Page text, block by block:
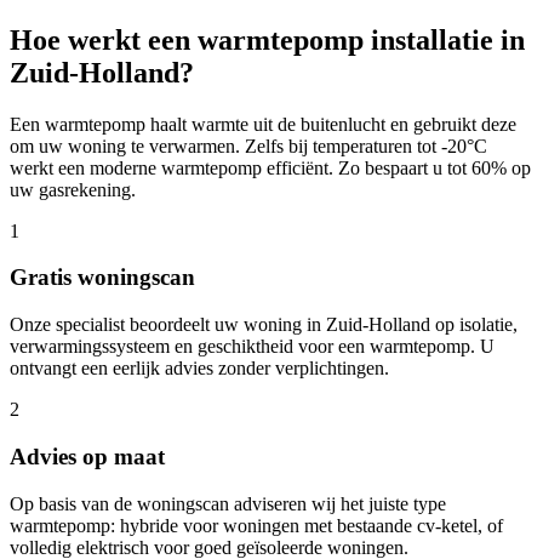
Hoe werkt een warmtepomp installatie in
Zuid-Holland?
Een warmtepomp haalt warmte uit de buitenlucht en gebruikt deze
om uw woning te verwarmen. Zelfs bij temperaturen tot -20°C
werkt een moderne warmtepomp efficiënt. Zo bespaart u tot 60% op
uw gasrekening.
1
Gratis woningscan
Onze specialist beoordeelt uw woning in Zuid-Holland op isolatie,
verwarmingssysteem en geschiktheid voor een warmtepomp. U
ontvangt een eerlijk advies zonder verplichtingen.
2
Advies op maat
Op basis van de woningscan adviseren wij het juiste type
warmtepomp: hybride voor woningen met bestaande cv-ketel, of
volledig elektrisch voor goed geïsoleerde woningen.